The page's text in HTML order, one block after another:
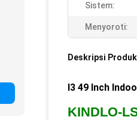
Sistem:
Menyoroti:
Deskripsi Produk
I3 49 Inch
KINDLO-